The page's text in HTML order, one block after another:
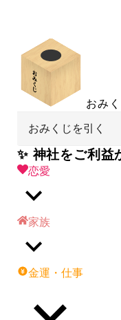
おみ
おみくじを引く
✨ 神社をご利益
恋愛
家族
金運・仕事